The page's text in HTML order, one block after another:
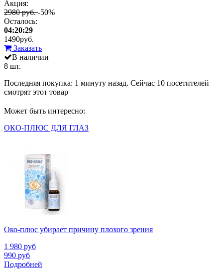
Акция:
2980 руб.-50%
Осталось:
04:20:29
1490руб.
Заказать
В наличии
8 шт.
Последняя покупка: 1 минуту назад. Сейчас 10 посетителей
смотрят этот товар
Может быть интересно:
ОКО-ПЛЮС ДЛЯ ГЛАЗ
Око-плюс убирает причину плохого зрения
1 980 руб
990 руб
Подробней